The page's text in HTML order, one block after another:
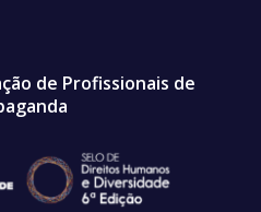
de Profissionais de